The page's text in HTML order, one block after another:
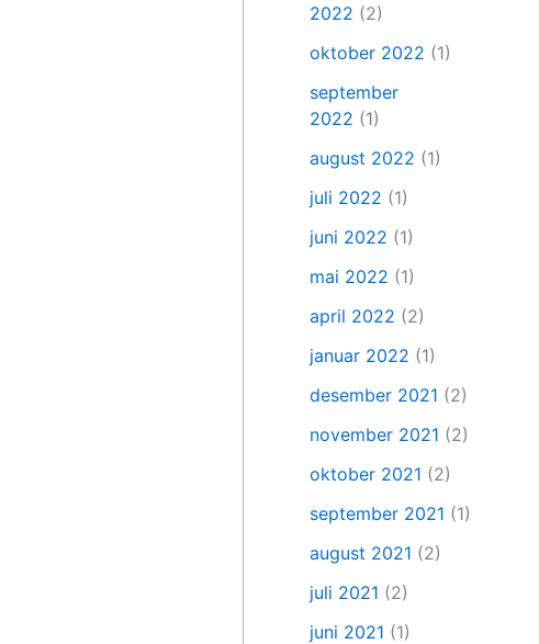
2022 (2)
oktober 2022 (1)
september
2022 (1)
august 2022 (1)
juli 2022 (1)
juni 2022 (1)
mai 2022 (1)
april 2022 (2)
januar 2022 (1)
desember 2021 (2)
november 2021 (2)
oktober 2021 (2)
september 2021 (1)
august 2021 (2)
juli 2021 (2)
juni 2021 (1)